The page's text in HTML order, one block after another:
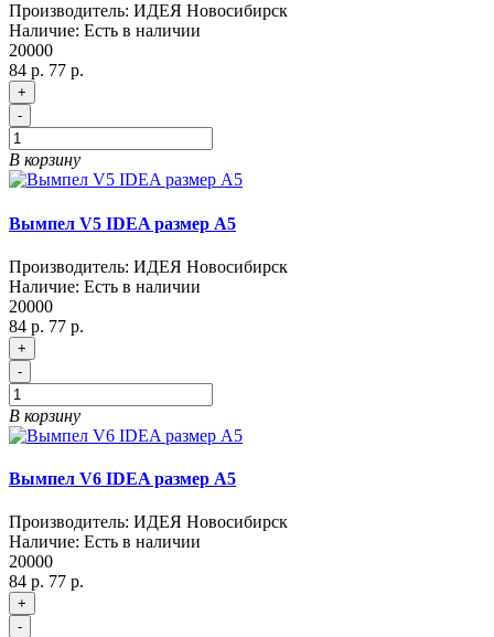
Производитель: ИДЕЯ Новосибирск
Наличие: Есть в наличии
20000
84 р. 77 р.
+
-
В корзину
Вымпел V5 IDEA размер A5
Производитель: ИДЕЯ Новосибирск
Наличие: Есть в наличии
20000
84 р. 77 р.
+
-
В корзину
Вымпел V6 IDEA размер A5
Производитель: ИДЕЯ Новосибирск
Наличие: Есть в наличии
20000
84 р. 77 р.
+
-